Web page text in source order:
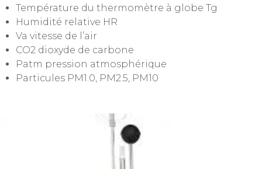
Température du thermomètre à globe Tg
Humidité relative HR
Va vitesse de l’air
CO2 dioxyde de carbone
Patm pression atmosphérique
Particules PM1.0, PM2.5, PM10